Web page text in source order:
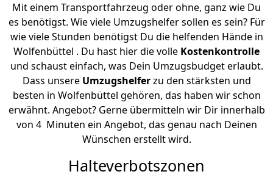
Mit einem Transportfahrzeug oder ohne, ganz wie Du
es benötigst. Wie viele Umzugshelfer sollen es sein? Für
wie viele Stunden benötigst Du die helfenden Hände in
Wolfenbüttel . Du hast hier die volle Kostenkontrolle
und schaust einfach, was Dein Umzugsbudget erlaubt.
Dass unsere Umzugshelferzu den stärksten und
besten in Wolfenbüttel gehören, das haben wir schon
erwähnt. Angebot? Gerne übermitteln wir Dir innerhalb
von 4 Minuten ein Angebot, das genau nach Deinen
Wünschen erstellt wird.
Halteverbotszonen